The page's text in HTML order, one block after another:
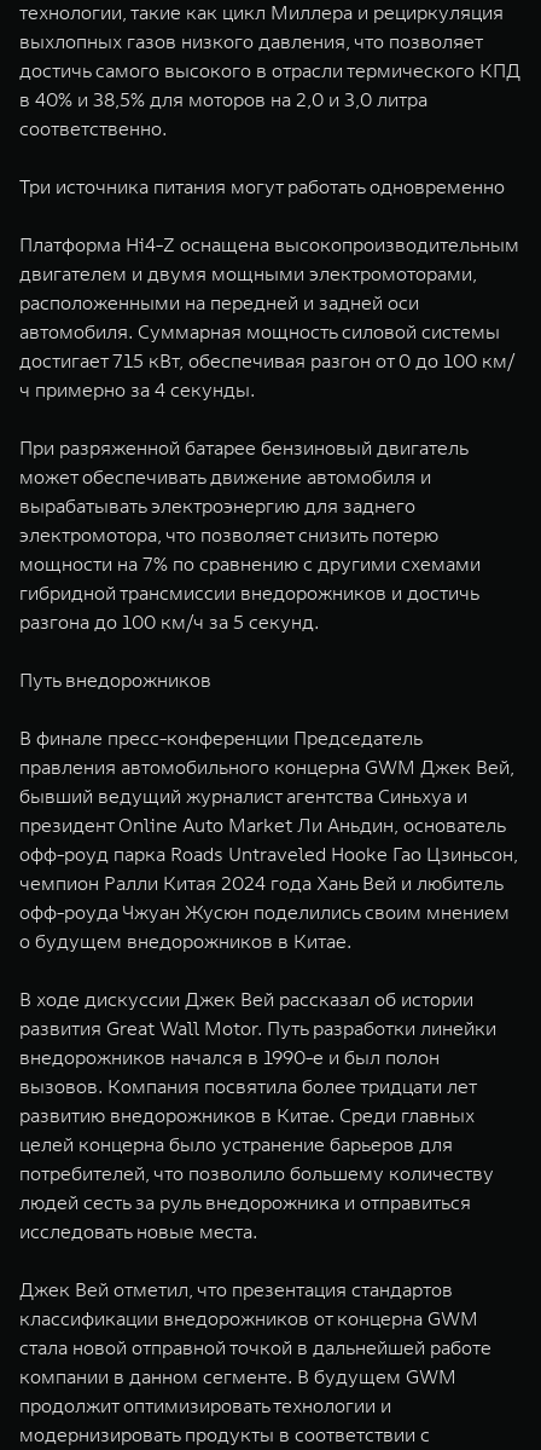
технологии, такие как цикл Миллера и рециркуляция
выхлопных газов низкого давления, что позволяет
достичь самого высокого в отрасли термического КПД
в 40% и 38,5% для моторов на 2,0 и 3,0 литра
соответственно.
Три источника питания могут работать одновременно
Платформа Hi4-Z оснащена высокопроизводительным
двигателем и двумя мощными электромоторами,
расположенными на передней и задней оси
автомобиля. Суммарная мощность силовой системы
достигает 715 кВт, обеспечивая разгон от 0 до 100 км/
ч примерно за 4 секунды.
При разряженной батарее бензиновый двигатель
может обеспечивать движение автомобиля и
вырабатывать электроэнергию для заднего
электромотора, что позволяет снизить потерю
мощности на 7% по сравнению с другими схемами
гибридной трансмиссии внедорожников и достичь
разгона до 100 км/ч за 5 секунд.
Путь внедорожников
В финале пресс-конференции Председатель
правления автомобильного концерна GWM Джек Вей,
бывший ведущий журналист агентства Синьхуа и
президент Online Auto Market Ли Аньдин, основатель
офф-роуд парка Roads Untraveled Hooke Гао Цзиньсон,
чемпион Ралли Китая 2024 года Хань Вей и любитель
офф-роуда Чжуан Жусюн поделились своим мнением
о будущем внедорожников в Китае.
В ходе дискуссии Джек Вей рассказал об истории
развития Great Wall Motor. Путь разработки линейки
внедорожников начался в 1990-е и был полон
вызовов. Компания посвятила более тридцати лет
развитию внедорожников в Китае. Среди главных
целей концерна было устранение барьеров для
потребителей, что позволило большему количеству
людей сесть за руль внедорожника и отправиться
исследовать новые места.
Джек Вей отметил, что презентация стандартов
классификации внедорожников от концерна GWM
стала новой отправной точкой в дальнейшей работе
компании в данном сегменте. В будущем GWM
продолжит оптимизировать технологии и
модернизировать продукты в соответствии с